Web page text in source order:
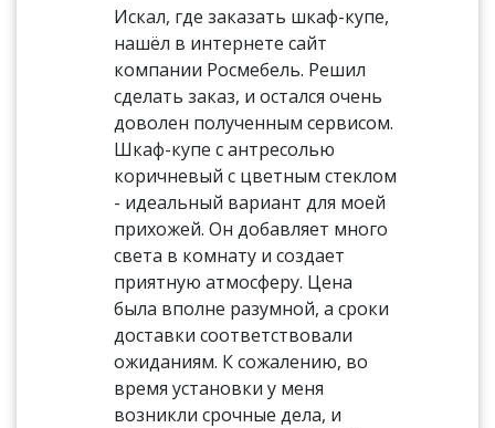
Искал, где заказать шкаф-купе,
нашёл в интернете сайт
компании Росмебель. Решил
сделать заказ, и остался очень
доволен полученным сервисом.
Шкаф-купе с антресолью
коричневый с цветным стеклом
- идеальный вариант для моей
прихожей. Он добавляет много
света в комнату и создает
приятную атмосферу. Цена
была вполне разумной, а сроки
доставки соответствовали
ожиданиям. К сожалению, во
время установки у меня
возникли срочные дела, и